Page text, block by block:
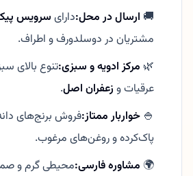
🚚 ارسال در محل:دارای سرویس پیک
مشتریان در دوسلدورف و اطراف.
🌿 مرکز ادویه و سبزی:تنوع بالای
عرقیات و زعفران اصل.
🍚 خواربار ممتاز:فروش برنج‌های
پاک‌کرده و روغن‌های مرغوب.
🌍 مشاوره فارسی:محیطی گرم و